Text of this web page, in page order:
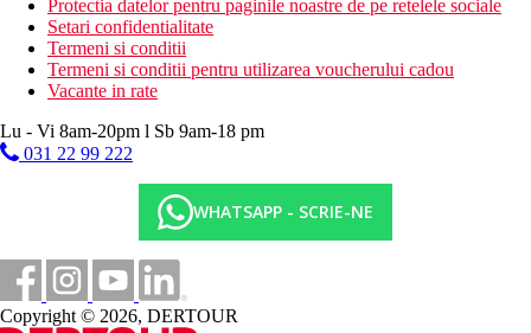
Protectia datelor pentru paginile noastre de pe retelele sociale
Setari confidentialitate
Termeni si conditii
Termeni si conditii pentru utilizarea voucherului cadou
Vacante in rate
Lu - Vi 8am-20pm l Sb 9am-18 pm
031 22 99 222
WHATSAPP - SCRIE-NE
Copyright © 2026, DERTOUR